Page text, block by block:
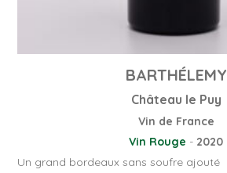
BARTHÉLEMY
Château le Puy
Vin de France
Vin Rouge - 2020
Un grand bordeaux sans soufre ajouté